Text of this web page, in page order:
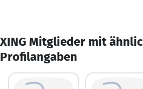
XING Mitglieder mit
Profilangaben